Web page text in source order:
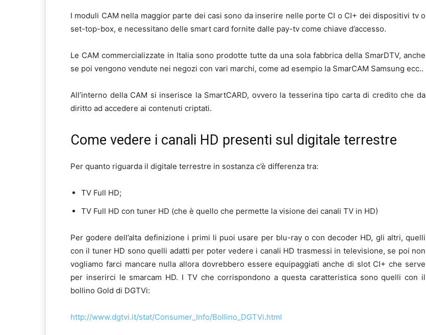
I moduli CAM nella maggior parte dei casi sono da inserire nelle porte CI o CI+ dei dispositivi tv o
set-top-box, e necessitano delle smart card fornite dalle pay-tv come chiave d’accesso.
Le CAM commercializzate in Italia sono prodotte tutte da una sola fabbrica della SmarDTV, anche
se poi vengono vendute nei negozi con vari marchi, come ad esempio la SmarCAM Samsung ecc..
All’interno della CAM si inserisce la SmartCARD, ovvero la tesserina tipo carta di credito che da
diritto ad accedere ai contenuti criptati.
Come vedere i canali HD presenti sul digitale terrestre
Per quanto riguarda il digitale terrestre in sostanza c’è differenza tra:
TV Full HD;
TV Full HD con tuner HD (che è quello che permette la visione dei canali TV in HD)
Per godere dell’alta definizione i primi li puoi usare per blu-ray o con decoder HD, gli altri, quelli
con il tuner HD sono quelli adatti per poter vedere i canali HD trasmessi in televisione, se poi non
vogliamo farci mancare nulla allora dovrebbero essere equipaggiati anche di slot CI+ che serve
per inserirci le smarcam HD. I TV che corrispondono a questa caratteristica sono quelli con il
bollino Gold di DGTVi:
http://www.dgtvi.it/stat/Consumer_Info/Bollino_DGTVi.html